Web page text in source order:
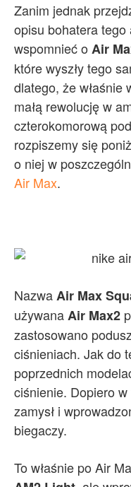
Zanim jednak
opisu bohatera tego
wspomnieć o Air
które wyszły tego
dlatego, że właśnie
małą rewolucję w
czterokomorową
rozpiszemy się
o niej w
Air Max.
NazwaAir Max
używanaAir Max2
zastosowano
ciśnieniach. Jak do
poprzednich
ciśnienie. Dopiero
zamysł i
biegaczy.
To właśnie po Air